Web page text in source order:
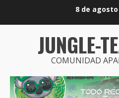
8 de agosto
JUNGLE-
COMUNIDAD